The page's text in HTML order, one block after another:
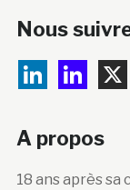
Nous
A propos
18 ans après